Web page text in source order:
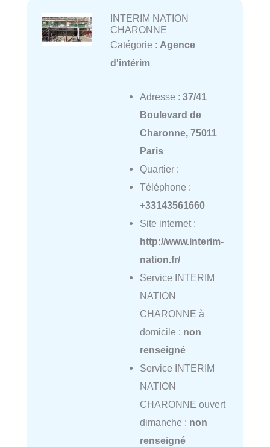
INTERIM NATION
CHARONNE
Catégorie : Agence
d'intérim
Adresse : 37/41
Boulevard de
Charonne, 75011
Paris
Quartier :
Téléphone :
+33143561660
Site internet :
http://www.interim-
nation.fr/
Service INTERIM
NATION
CHARONNE à
domicile : non
renseigné
Service INTERIM
NATION
CHARONNE ouvert
dimanche : non
renseigné